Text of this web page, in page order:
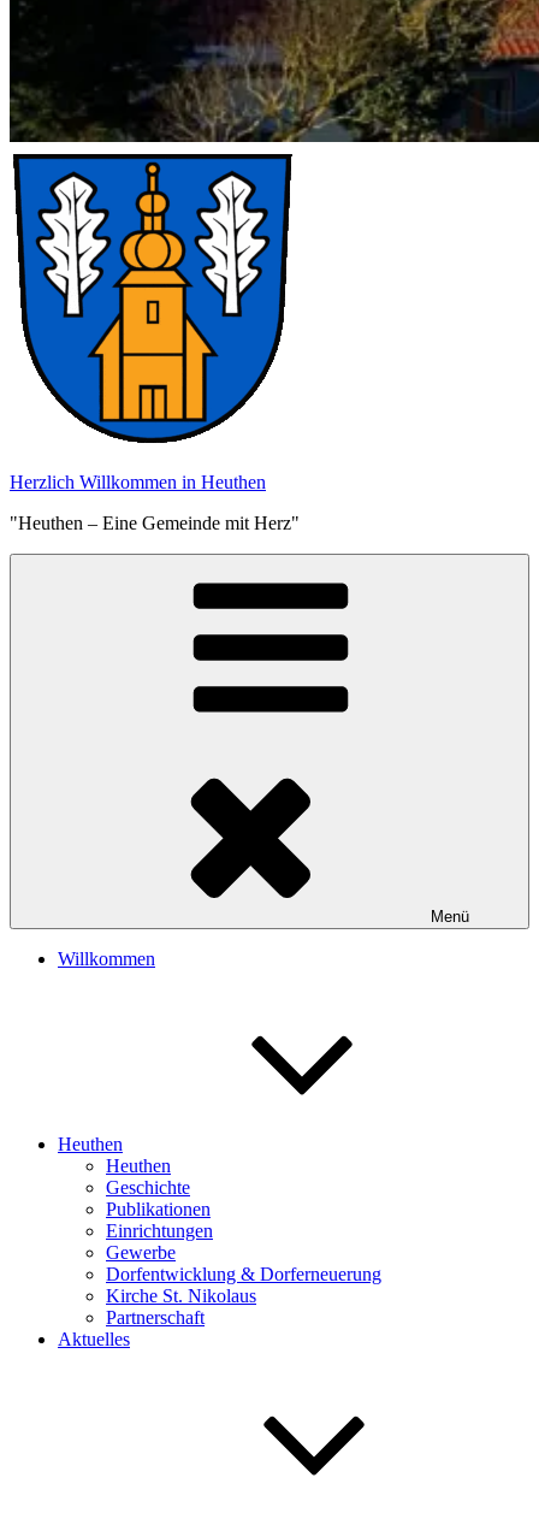
Herzlich Willkommen in Heuthen
"Heuthen – Eine Gemeinde mit Herz"
Menü
Willkommen
Heuthen
Heuthen
Geschichte
Publikationen
Einrichtungen
Gewerbe
Dorfentwicklung & Dorferneuerung
Kirche St. Nikolaus
Partnerschaft
Aktuelles